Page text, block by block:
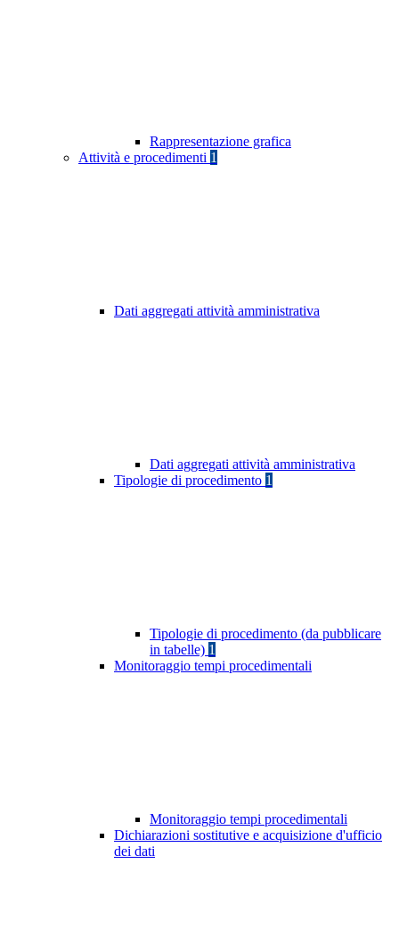
Rappresentazione grafica
Attività e procedimenti 1
Dati aggregati attività amministrativa
Dati aggregati attività amministrativa
Tipologie di procedimento 1
Tipologie di procedimento (da pubblicare
in tabelle) 1
Monitoraggio tempi procedimentali
Monitoraggio tempi procedimentali
Dichiarazioni sostitutive e acquisizione d'ufficio
dei dati